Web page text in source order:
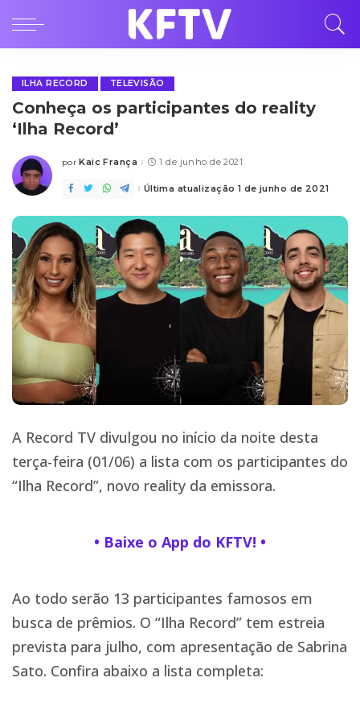
ILHA RECORD TELEVISÃO
Conheça os participantes do reality
‘Ilha Record’
Posted
por Kaic França 1 de junho de 2021
Última atualização 1 de junho de 2021
A Record TV divulgou no início da noite desta
terça-feira (01/06) a lista com os participantes do
“Ilha Record”, novo reality da emissora.
• Baixe o App do KFTV! •
Ao todo serão 13 participantes famosos em
busca de prêmios. O “Ilha Record” tem estreia
prevista para julho, com apresentação de Sabrina
Sato. Confira abaixo a lista completa: